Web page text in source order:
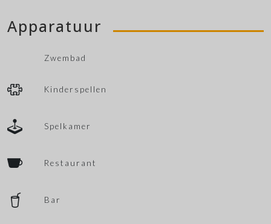
Apparatuur
Zwembad
Kinderspellen
Spelkamer
Restaurant
Bar